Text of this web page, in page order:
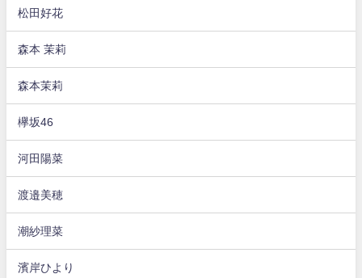
松田好花
森本 茉莉
森本茉莉
欅坂46
河田陽菜
渡邉美穂
潮紗理菜
濱岸ひより